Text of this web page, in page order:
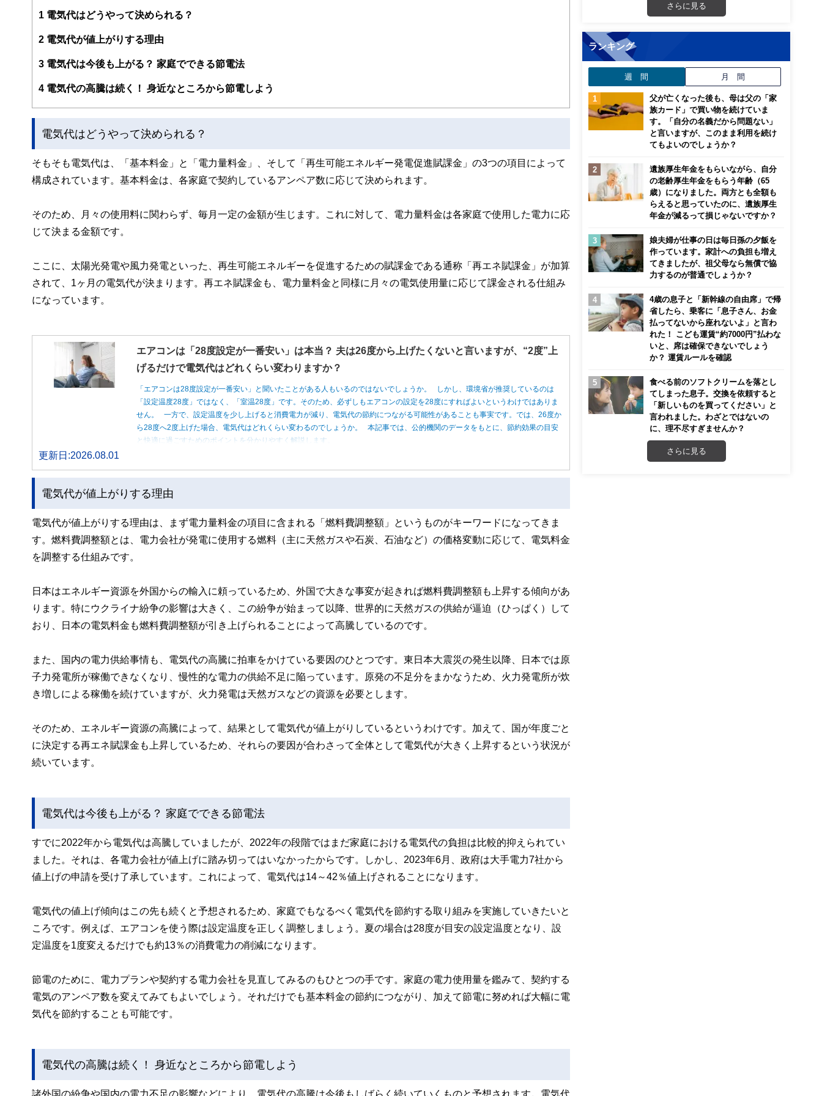
案から記事掲載まですべての工程に関わることで、読者目線のコンテンツを追求しています。
FinancialFieldの特徴は、ファイナンシャルプランナー、弁護士、税理士、宅地建物取引士、相続診断士、住宅ローンアドバイザー、DCプランナ
ー、公認会計士、社会保険労務士、行政書士、投資アナリスト、キャリアコンサルタントなど150名以上の有資格者を執筆者・監修者として迎
と、読み応えのあるコンテンツと確かな情報発信を実現しています。
私たちは、快適でより良い生活のアイデアを提供するお金のコンシェルジュを目指します。
1 電気代はどうやって決められる？
2 電気代が値上がりする理由
3 電気代は今後も上がる？ 家庭でできる節電法
4 電気代の高騰は続く！ 身近なところから節電しよう
電気代はどうやって決められる？
そもそも電気代は、「基本料金」と「電力量料金」、そして「再生可能エネルギー発電促進賦課金」の3つの項目によって
構成されています。基本料金は、各家庭で契約しているアンペア数に応じて決められます。
そのため、月々の使用料に関わらず、毎月一定の金額が生じます。これに対して、電力量料金は各家庭で使用した電力に応
じて決まる金額です。
ここに、太陽光発電や風力発電といった、再生可能エネルギーを促進するための賦課金である通称「再エネ賦課金」が加算
されて、1ヶ月の電気代が決まります。再エネ賦課金も、電力量料金と同様に月々の電気使用量に応じて課金される仕組み
になっています。
エアコンは「28度設定が一番安い」は本当？ 夫は26度から上げたくないと言いますが、“2度”上
げるだけで電気代はどれくらい変わりますか？
「エアコンは28度設定が一番安い」と聞いたことがある人もいるのではないでしょうか。 しかし、環境省が推奨しているのは
「設定温度28度」ではなく、「室温28度」です。そのため、必ずしもエアコンの設定を28度にすればよいというわけではありま
せん。 一方で、設定温度を少し上げると消費電力が減り、電気代の節約につながる可能性があることも事実です。では、26度か
ら28度へ2度上げた場合、電気代はどれくらい変わるのでしょうか。 本記事では、公的機関のデータをもとに、節約効果の目安
と快適に過ごすためのポイントを分かりやすく解説します。
更新日:2026.08.01
電気代が値上がりする理由
電気代が値上がりする理由は、まず電力量料金の項目に含まれる「燃料費調整額」というものがキーワードになってきま
す。燃料費調整額とは、電力会社が発電に使用する燃料（主に天然ガスや石炭、石油など）の価格変動に応じて、電気料金
を調整する仕組みです。
日本はエネルギー資源を外国からの輸入に頼っているため、外国で大きな事変が起きれば燃料費調整額も上昇する傾向があ
ります。特にウクライナ紛争の影響は大きく、この紛争が始まって以降、世界的に天然ガスの供給が逼迫（ひっぱく）して
おり、日本の電気料金も燃料費調整額が引き上げられることによって高騰しているのです。
また、国内の電力供給事情も、電気代の高騰に拍車をかけている要因のひとつです。東日本大震災の発生以降、日本では原
子力発電所が稼働できなくなり、慢性的な電力の供給不足に陥っています。原発の不足分をまかなうため、火力発電所が炊
き増しによる稼働を続けていますが、火力発電は天然ガスなどの資源を必要とします。
そのため、エネルギー資源の高騰によって、結果として電気代が値上がりしているというわけです。加えて、国が年度ごと
に決定する再エネ賦課金も上昇しているため、それらの要因が合わさって全体として電気代が大きく上昇するという状況が
続いています。
電気代は今後も上がる？ 家庭でできる節電法
すでに2022年から電気代は高騰していましたが、2022年の段階ではまだ家庭における電気代の負担は比較的抑えられてい
ました。それは、各電力会社が値上げに踏み切ってはいなかったからです。しかし、2023年6月、政府は大手電力7社から
値上げの申請を受け了承しています。これによって、電気代は14～42％値上げされることになります。
電気代の値上げ傾向はこの先も続くと予想されるため、家庭でもなるべく電気代を節約する取り組みを実施していきたいと
ころです。例えば、エアコンを使う際は設定温度を正しく調整しましょう。夏の場合は28度が目安の設定温度となり、設
定温度を1度変えるだけでも約13％の消費電力の削減になります。
節電のために、電力プランや契約する電力会社を見直してみるのもひとつの手です。家庭の電力使用量を鑑みて、契約する
電気のアンペア数を変えてみてもよいでしょう。それだけでも基本料金の節約につながり、加えて節電に努めれば大幅に電
気代を節約することも可能です。
電気代の高騰は続く！ 身近なところから節電しよう
諸外国の紛争や国内の電力不足の影響などにより、電気代の高騰は今後もしばらく続いていくものと予想されます。電気代
さらに見る
ランキング
週 間 月 間
父が亡くなった後も、母は父の「家
族カード」で買い物を続けていま
す。「自分の名義だから問題ない」
と言いますが、このまま利用を続け
てもよいのでしょうか？
遺族厚生年金をもらいながら、自分
の老齢厚生年金をもらう年齢（65
歳）になりました。両方とも全額も
らえると思っていたのに、遺族厚生
年金が減るって損じゃないですか？
娘夫婦が仕事の日は毎日孫の夕飯を
作っています。家計への負担も増え
てきましたが、祖父母なら無償で協
力するのが普通でしょうか？
4歳の息子と「新幹線の自由席」で帰
省したら、乗客に「息子さん、お金
払ってないから座れないよ」と言わ
れた！ こども運賃“約7000円”払わな
いと、席は確保できないでしょう
か？ 運賃ルールを確認
食べる前のソフトクリームを落とし
てしまった息子。交換を依頼すると
「新しいものを買ってください」と
言われました。わざとではないの
に、理不尽すぎませんか？
さらに見る